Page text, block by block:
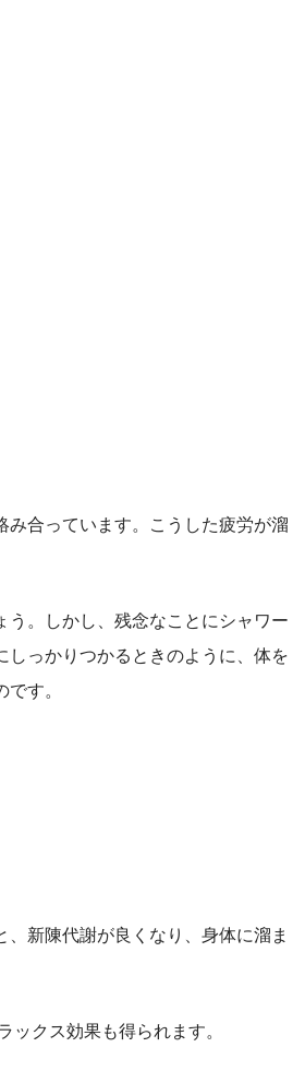
合っています。こうした疲労が溜
う。しかし、残念なことにシャワー
っかりつかるときのように、体を
す。
新陳代謝が良くなり、身体に溜ま
クス効果も得られます。